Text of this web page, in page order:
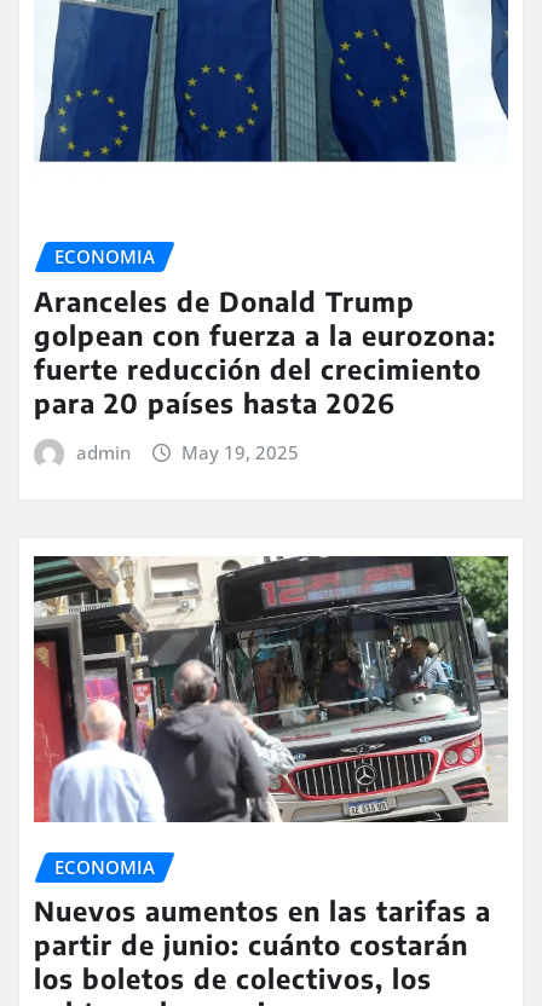
ECONOMIA
Aranceles de Donald Trump
golpean con fuerza a la eurozona:
fuerte reducción del crecimiento
para 20 países hasta 2026
admin May 19, 2025
ECONOMIA
Nuevos aumentos en las tarifas a
partir de junio: cuánto costarán
los boletos de colectivos, los